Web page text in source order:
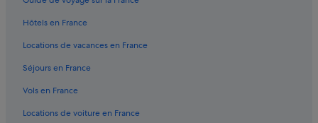
Lafourguette : hôtels Hôtels de plage
Lafourguette : hôtels Hôtels d’aventure
Lafourguette : hôtels Hôtels pas chers
Hôtels en France
Locations de vacances en France
Séjours en France
Vols en France
Locations de voiture en France